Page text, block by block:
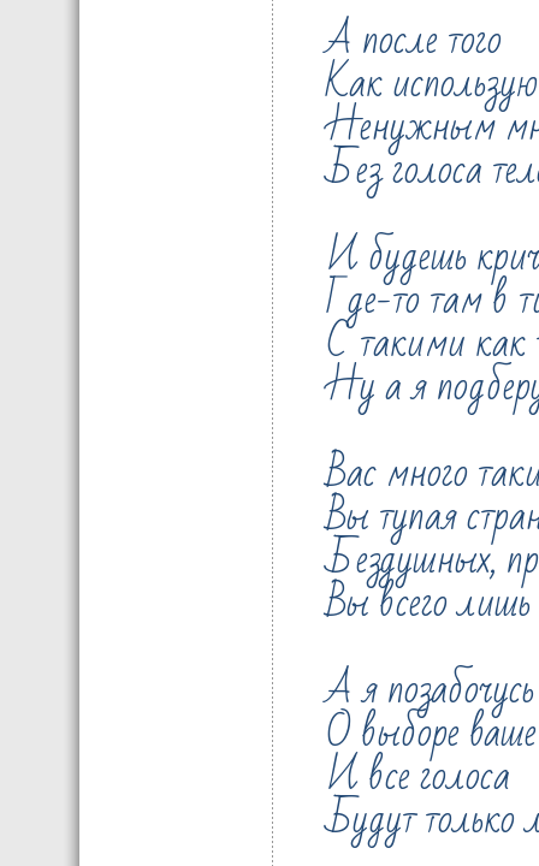
А после того
Как
Ненужным
Без голоса
И будешь
Где-то там в
С такими
Ну а я
Вас много
Вы тупая
Бездушных,
Вы всего
А я позабочусь
О выборе
И все голоса
Будут